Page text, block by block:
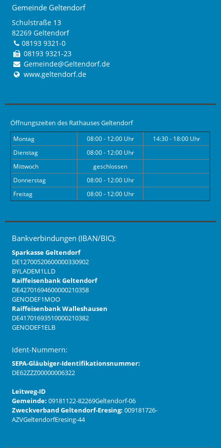
Gemeinde Geltendorf
Schulstraße 13
82269 Geltendorf
08193 9321-0
08193 9321-23
Gemeinde@Geltendorf.de
www.geltendorf.de
Öffnungszeiten des Rathauses Geltendorf
Montag 08:00 - 12:00 Uhr
14:30 - 18:00 Uhr
Dienstag
08:00 - 12:00 Uhr
Mittwoch
geschlossen
Donnerstag
08:00 - 12:00 Uhr
Freitag
08:00 - 12:00 Uhr
Bankverbindungen (IBAN/BIC):
Sparkasse Geltendorf
DE12700520600000330902
BYLADEM1LLD
Raiffeisenbank Geltendorf
DE42701694600000210358
GENODEF1MOO
Raiffeisenbank Walleshausen
DE41701693510000210382
GENODEF1ELB
Ident-Nummern:
SEPA-Gläubiger-Identifikationsnummer:
DE62ZZZ00000006322
Leitweg-ID
Gemeinde: 09181122-82269Geltendorf-06
Zweckverband Geltendorf-Eresing: 009181726-
AZVGeltendorfEresing-44